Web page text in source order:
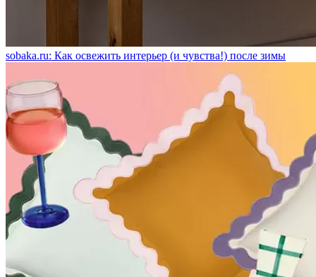
sobaka.ru: Как освежить интерьер (и чувства!) после зимы